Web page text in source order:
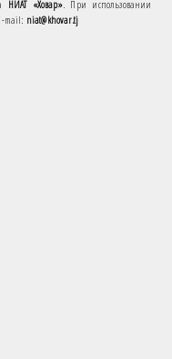
НИАТ «Ховар». При использовании
mail: niat@khovar.tj